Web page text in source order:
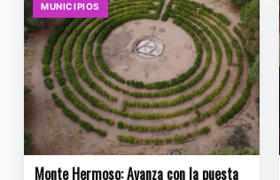
MUNICIPIOS
Monte Hermoso: Avanza con la puesta